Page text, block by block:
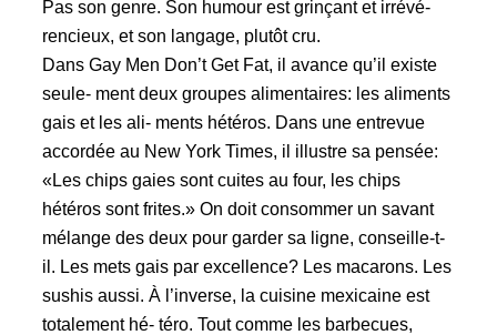
Pas son genre. Son humour est grinçant et irrévé-
rencieux, et son langage, plutôt cru.
Dans Gay Men Don’t Get Fat, il avance qu’il existe
seule- ment deux groupes alimentaires: les aliments
gais et les ali- ments hétéros. Dans une entrevue
accordée au New York Times, il illustre sa pensée:
«Les chips gaies sont cuites au four, les chips
hétéros sont frites.» On doit consommer un savant
mélange des deux pour garder sa ligne, conseille-t-
il. Les mets gais par excellence? Les macarons. Les
sushis aussi. À l’inverse, la cuisine mexicaine est
totalement hé- téro. Tout comme les barbecues,